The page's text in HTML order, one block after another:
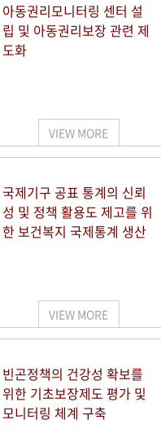
아동권리모니터링 센터 설
립 및 아동권리보장 관련 제
도화
VIEW MORE
국제기구 공표 통계의 신뢰
성 및 정책 활용도 제고를 위
한 보건복지 국제통계 생산
VIEW MORE
빈곤정책의 건강성 확보를
위한 기초보장제도 평가 및
모니터링 체계 구축